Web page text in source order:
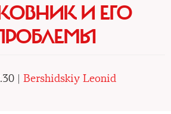
И ЕГО
| Bershidskiy Leonid